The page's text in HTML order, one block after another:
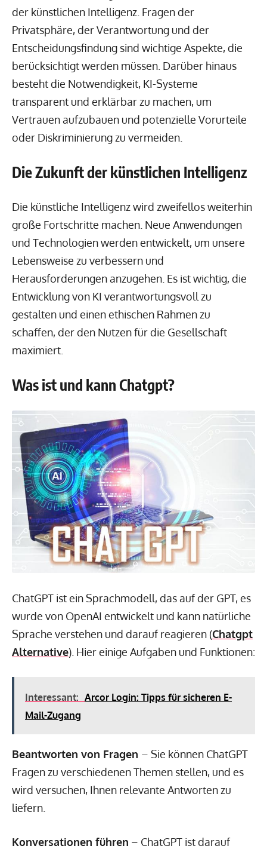
der künstlichen Intelligenz. Fragen der
Privatsphäre, der Verantwortung und der
Entscheidungsfindung sind wichtige Aspekte, die
berücksichtigt werden müssen. Darüber hinaus
besteht die Notwendigkeit, KI-Systeme
transparent und erklärbar zu machen, um
Vertrauen aufzubauen und potenzielle Vorurteile
oder Diskriminierung zu vermeiden.
Die Zukunft der künstlichen Intelligenz
Die künstliche Intelligenz wird zweifellos weiterhin
große Fortschritte machen. Neue Anwendungen
und Technologien werden entwickelt, um unsere
Lebensweise zu verbessern und
Herausforderungen anzugehen. Es ist wichtig, die
Entwicklung von KI verantwortungsvoll zu
gestalten und einen ethischen Rahmen zu
schaffen, der den Nutzen für die Gesellschaft
maximiert.
Was ist und kann Chatgpt?
ChatGPT ist ein Sprachmodell, das auf der GPT, es
wurde von OpenAI entwickelt und kann natürliche
Sprache verstehen und darauf reagieren (Chatgpt
Alternative). Hier einige Aufgaben und Funktionen:
Interessant: Arcor Login: Tipps für sicheren E-
Mail-Zugang
Beantworten von Fragen – Sie können ChatGPT
Fragen zu verschiedenen Themen stellen, und es
wird versuchen, Ihnen relevante Antworten zu
liefern.
Konversationen führen – ChatGPT ist darauf